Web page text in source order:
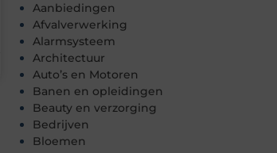
Aanbiedingen
Afvalverwerking
Alarmsysteem
Architectuur
Auto’s en Motoren
Banen en opleidingen
Beauty en verzorging
Bedrijven
Bloemen